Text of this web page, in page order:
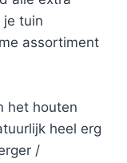
je tuin
assortiment
het houten
heel erg
/